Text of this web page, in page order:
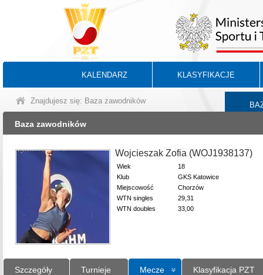
KALENDARZ KLASYFIKACJE
Znajdujesz się: Baza zawodników
Baza zawodników
Wojcieszak Zofia (WOJ1938137)
Wiek
18
Klub
GKS Katowice
Miejscowość
Chorzów
WTN singles
29,31
WTN doubles
33,00
Szczegóły Turnieje Mecze Klasyfikacja PZT